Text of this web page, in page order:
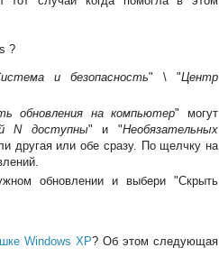
?
и безопасность" \ "Центр
обновления на компьютер" могут
N доступны" и "Необязательных
другая или обе сразу. По щелчку на
обновлении и выбери "Скрыть
Windows XP? Об этом следующая